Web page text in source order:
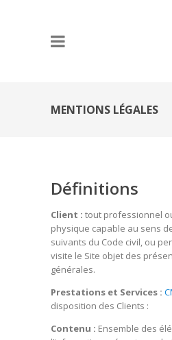
MENTIONS LÉGALES
Définitions
Client : tout professionnel
physique capable au sens
suivants du Code civil, ou
visite le Site objet des
générales.
Prestations et Services :
disposition des Clients :
Contenu : Ensemble des